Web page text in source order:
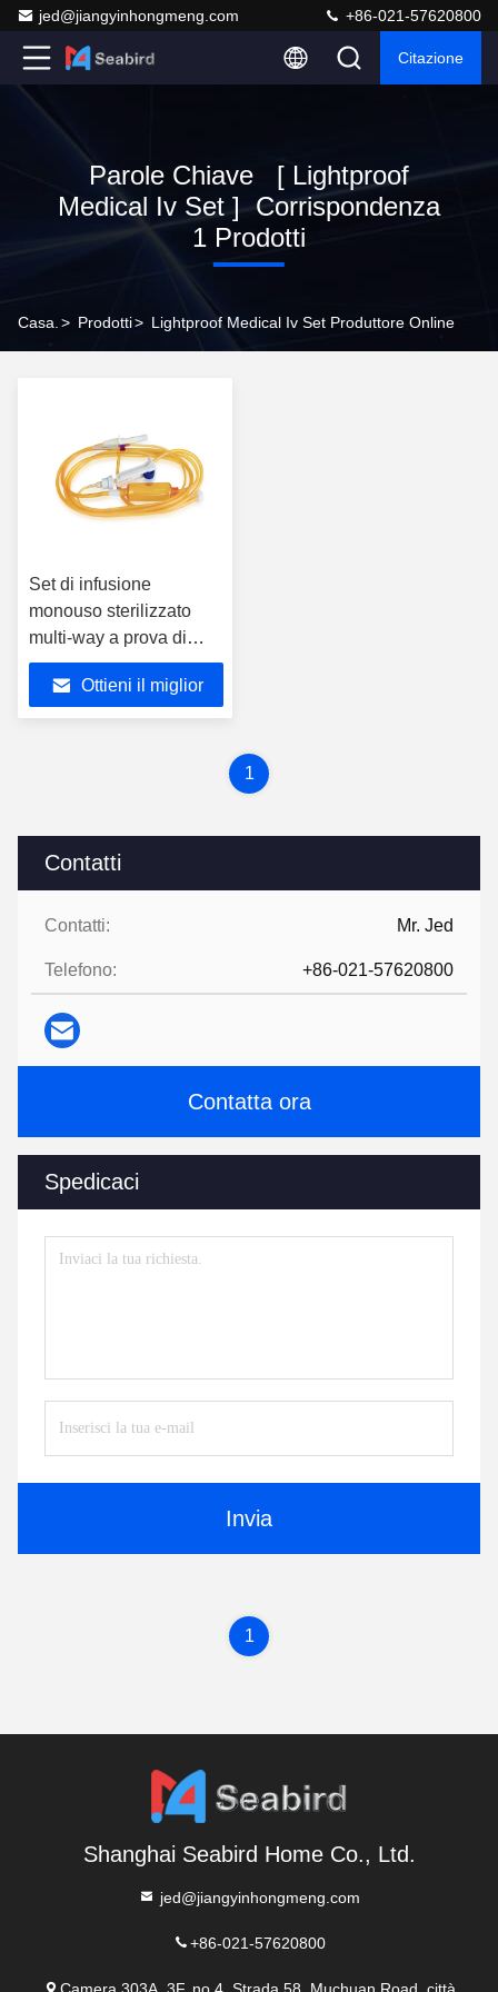
jed@jiangyinhongmeng.com +86-021-57620800
Citazione
Parole Chiave [ Lightproof
Medical Iv Set ] Corrispondenza
1 Prodotti
Casa. > Prodotti> Lightproof Medical Iv Set Produttore Online
Contatti
Contatti: Mr. Jed
Telefono: +86-021-57620800
Contatta ora
Spedicaci
Invia
Set di infusione
monouso sterilizzato
multi-way a prova di
luce per uso medico
Ottieni il miglior
1
1
Shanghai Seabird Home Co., Ltd.
jed@jiangyinhongmeng.com
+86-021-57620800